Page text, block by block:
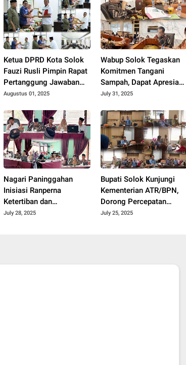
Ketua DPRD Kota Solok
Fauzi Rusli Pimpin Rapat
Pertanggung Jawaban
Pelaksanaan APBD Kota
Augustus 01, 2025
Wabup Solok Tegaskan
Komitmen Tangani
Sampah, Dapat Apresiasi
Kementerian Lingkungan
July 31, 2025
Nagari Paninggahan
Inisiasi Ranperna
Ketertiban dan
Ketentraman Masyarakat
July 28, 2025
Bupati Solok Kunjungi
Kementerian ATR/BPN,
Dorong Percepatan
Revisi Perda RTRW
July 25, 2025